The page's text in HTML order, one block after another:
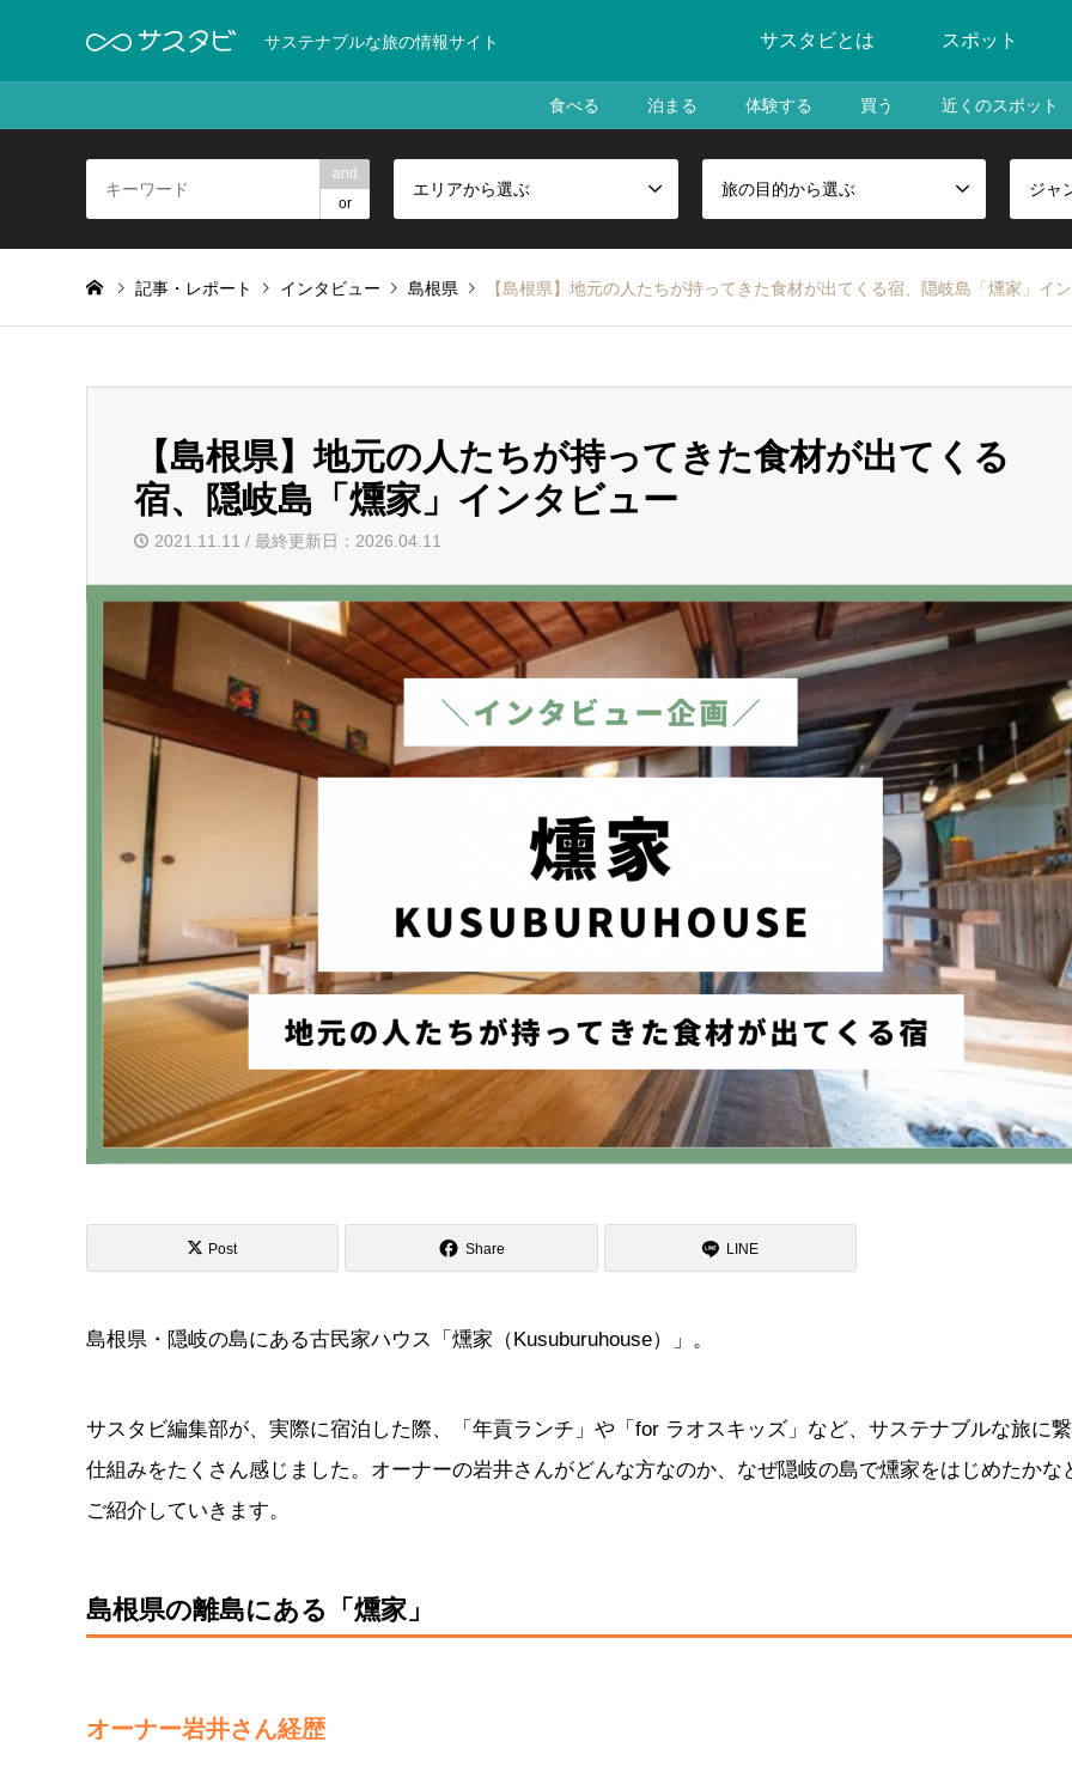
サステナブルな旅の情報サイト サスタビとは スポット
食べる 泊まる 体験する 買う 近くのスポット
and
or
エリアから選ぶ 旅の目的から選ぶ ジャ
記事・レポート インタビュー 島根県 【島根県】地元の人たちが持ってきた食材が出てくる宿、隠岐島「燻家」イ
【島根県】地元の人たちが持ってきた食材が出てくる
宿、隠岐島「燻家」インタビュー
2021.11.11 / 最終更新日：2026.04.11
Post Share LINE
島根県・隠岐の島にある古民家ハウス「燻家（Kusuburuhouse）」。
サスタビ編集部が、実際に宿泊した際、「年貢ランチ」や「for ラオスキッズ」など、サステナブルな旅に
仕組みをたくさん感じました。オーナーの岩井さんがどんな方なのか、なぜ隠岐の島で燻家をはじめたかな
ご紹介していきます。
島根県の離島にある「燻家」
オーナー岩井さん経歴